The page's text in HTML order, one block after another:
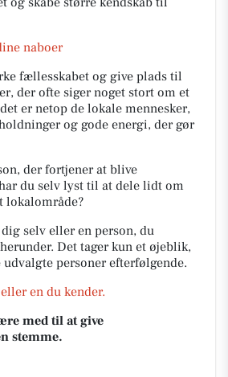
naboer
fællesskabet og give plads til
der ofte siger noget stort om et
er netop de lokale mennesker,
og gode energi, der gør
der fortjener at blive
du selv lyst til at dele lidt om
lokalområde?
selv eller en person, du
Det tager kun et øjeblik,
personer efterfølgende.
en du kender.
med til at give
stemme.